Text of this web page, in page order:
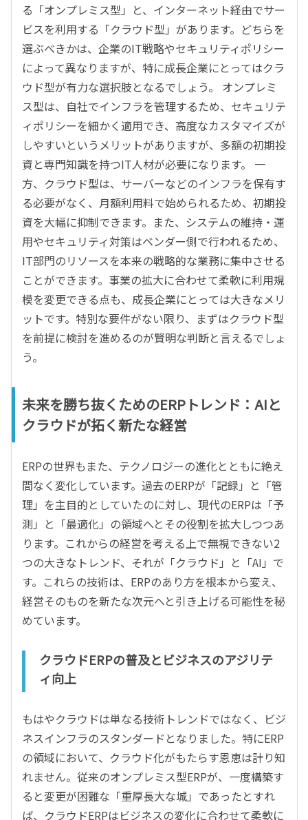
る「オンプレミス型」と、インターネット経由でサー
ビスを利用する「クラウド型」があります。どちらを
選ぶべきかは、企業のIT戦略やセキュリティポリシー
によって異なりますが、特に成長企業にとってはクラ
ウド型が有力な選択肢となるでしょう。 オンプレミ
ス型は、自社でインフラを管理するため、セキュリテ
ィポリシーを細かく適用でき、高度なカスタマイズが
しやすいというメリットがありますが、多額の初期投
資と専門知識を持つIT人材が必要になります。 一
方、クラウド型は、サーバーなどのインフラを保有す
る必要がなく、月額利用料で始められるため、初期投
資を大幅に抑制できます。また、システムの維持・運
用やセキュリティ対策はベンダー側で行われるため、
IT部門のリソースを本来の戦略的な業務に集中させる
ことができます。事業の拡大に合わせて柔軟に利用規
模を変更できる点も、成長企業にとっては大きなメリ
ットです。特別な要件がない限り、まずはクラウド型
を前提に検討を進めるのが賢明な判断と言えるでしょ
う。
未来を勝ち抜くためのERPトレンド：AIと
クラウドが拓く新たな経営
ERPの世界もまた、テクノロジーの進化とともに絶え
間なく変化しています。過去のERPが「記録」と「管
理」を主目的としていたのに対し、現代のERPは「予
測」と「最適化」の領域へとその役割を拡大しつつあ
ります。これからの経営を考える上で無視できない2
つの大きなトレンド、それが「クラウド」と「AI」で
す。これらの技術は、ERPのあり方を根本から変え、
経営そのものを新たな次元へと引き上げる可能性を秘
めています。
クラウドERPの普及とビジネスのアジリテ
ィ向上
もはやクラウドは単なる技術トレンドではなく、ビジ
ネスインフラのスタンダードとなりました。特にERP
の領域において、クラウド化がもたらす恩恵は計り知
れません。従来のオンプレミス型ERPが、一度構築す
ると変更が困難な「重厚長大な城」であったとすれ
ば、クラウドERPはビジネスの変化に合わせて柔軟に